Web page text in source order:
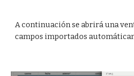
A continuación se abrirá una
campos importados